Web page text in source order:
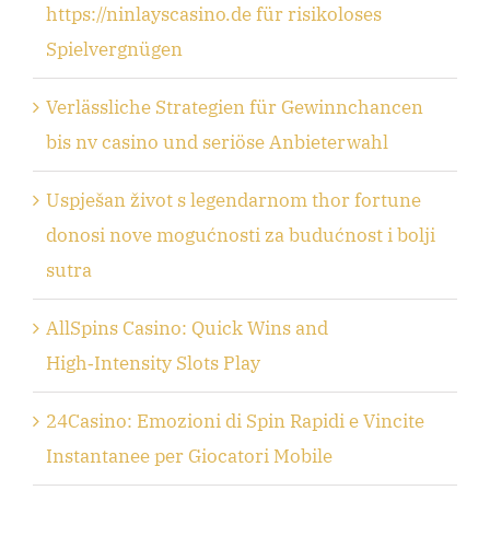
https://ninlayscasino.de für risikoloses
Spielvergnügen
Verlässliche Strategien für Gewinnchancen
bis nv casino und seriöse Anbieterwahl
Uspješan život s legendarnom thor fortune
donosi nove mogućnosti za budućnost i bolji
sutra
AllSpins Casino: Quick Wins and
High‑Intensity Slots Play
24Casino: Emozioni di Spin Rapidi e Vincite
Instantanee per Giocatori Mobile